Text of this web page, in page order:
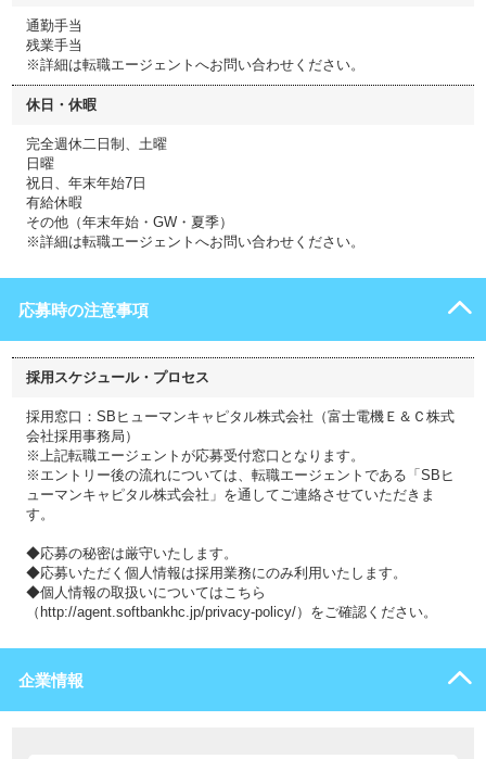
通勤手当
残業手当
※詳細は転職エージェントへお問い合わせください。
休日・休暇
完全週休二日制、土曜
日曜
祝日、年末年始7日
有給休暇
その他（年末年始・GW・夏季）
※詳細は転職エージェントへお問い合わせください。
応募時の注意事項
採用スケジュール・プロセス
採用窓口：SBヒューマンキャピタル株式会社（富士電機Ｅ＆Ｃ株式
会社採用事務局）
※上記転職エージェントが応募受付窓口となります。
※エントリー後の流れについては、転職エージェントである「SBヒ
ューマンキャピタル株式会社」を通してご連絡させていただきま
す。
◆応募の秘密は厳守いたします。
◆応募いただく個人情報は採用業務にのみ利用いたします。
◆個人情報の取扱いについてはこちら
（http://agent.softbankhc.jp/privacy-policy/）をご確認ください。
企業情報